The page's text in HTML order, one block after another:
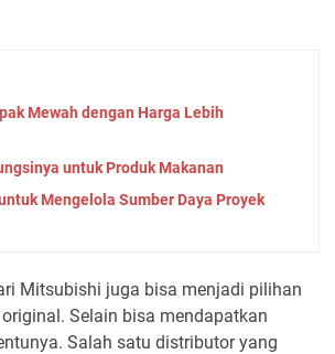
Mewah dengan Harga Lebih
untuk Produk Makanan
Mengelola Sumber Daya Proyek
Mitsubishi juga bisa menjadi pilihan
Selain bisa mendapatkan
Salah satu distributor yang